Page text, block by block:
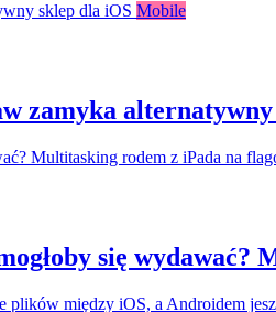
Mobile
zamyka
się